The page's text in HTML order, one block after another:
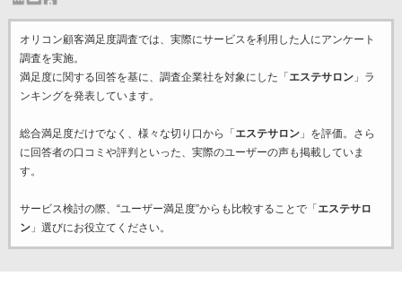
オリコン顧客満足度調査では、実際にサービスを利用した 人にアンケート
調査を実施。
満足度に関する回答を基に、調査企業社を対象にした「 エステサロン」ラ
ンキングを発表しています。
総合満足度だけでなく、様々な切り口から「 エステサロン」を評価。さら
に回答者の口コミや評判といった、実際のユーザーの声も掲載していま
す。
サービス検討の際、“ユーザー満足度”からも比較することで「 エステサロ
ン」選びにお役立てください。